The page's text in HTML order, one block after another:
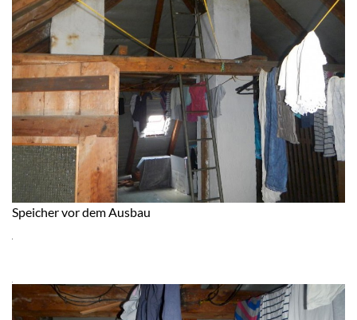
Speicher vor dem Ausbau